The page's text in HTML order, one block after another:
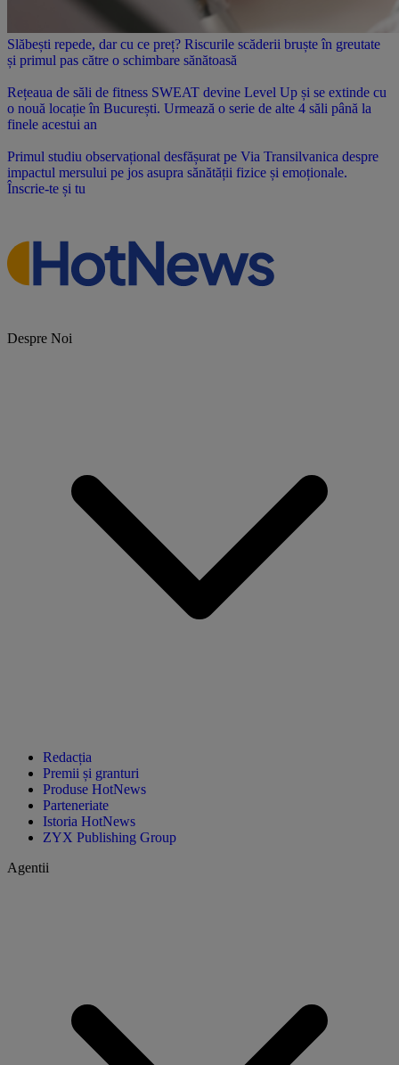
Slăbești repede, dar cu ce preț? Riscurile scăderii bruște în greutate
și primul pas către o schimbare sănătoasă
Rețeaua de săli de fitness SWEAT devine Level Up și se extinde cu
o nouă locație în București. Urmează o serie de alte 4 săli până la
finele acestui an
Primul studiu observațional desfășurat pe Via Transilvanica despre
impactul mersului pe jos asupra sănătății fizice și emoționale.
Înscrie-te și tu
Despre Noi
Redacția
Premii și granturi
Produse HotNews
Parteneriate
Istoria HotNews
ZYX Publishing Group
Agentii